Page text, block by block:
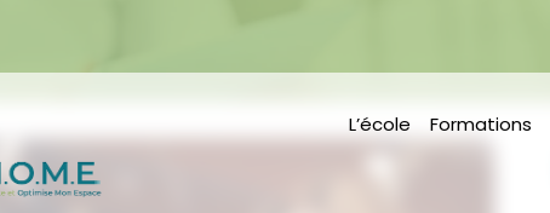
L’école Formations